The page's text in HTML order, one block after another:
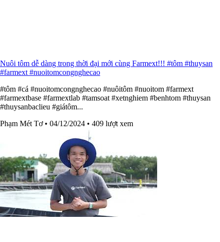
Nuôi tôm dễ dàng trong thời đại mới cùng Farmext!!! #tôm #thuysan
#farmext #nuoitomcongnghecao
#tôm #cá #nuoitomcongnghecao #nuôitôm #nuoitom #farmext
#farmextbase #farmextlab #tamsoat #xetnghiem #benhtom #thuysan
#thuysanbaclieu #giátôm...
Phạm Mét Tơ • 04/12/2024 • 409 lượt xem